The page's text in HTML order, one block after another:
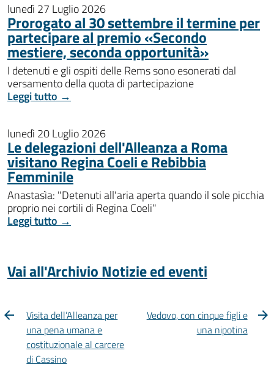
lunedì 27 Luglio 2026
Prorogato al 30 settembre il termine per
partecipare al premio «Secondo
mestiere, seconda opportunità»
I detenuti e gli ospiti delle Rems sono esonerati dal
versamento della quota di partecipazione
Leggi tutto →
lunedì 20 Luglio 2026
Le delegazioni dell'Alleanza a Roma
visitano Regina Coeli e Rebibbia
Femminile
Anastasìa: "Detenuti all'aria aperta quando il sole picchia
proprio nei cortili di Regina Coeli"
Leggi tutto →
Vai all'Archivio Notizie ed eventi
Visita dell’Alleanza per
una pena umana e
costituzionale al carcere
di Cassino
Vedovo, con cinque figli e
una nipotina